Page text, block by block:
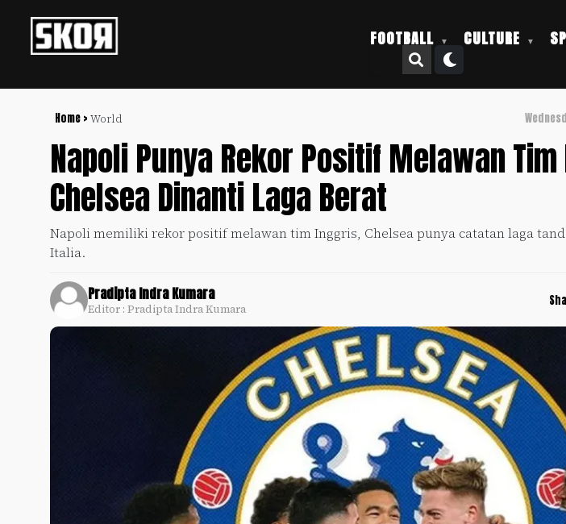
FOOTBALL CULTURE
Home > World
Napoli Punya Rekor Positif Melawan
Chelsea Dinanti Laga Berat
Napoli memiliki rekor positif melawan tim Inggris, Chelsea punya catatan laga
Italia.
Pradipta Indra Kumara
Editor : Pradipta Indra Kumara
Football +
Culture +
Update
+
Timnas
SKOR
Policy
Pedoman
Pemberitaan
Media
Siber
Disclaimer
Kami